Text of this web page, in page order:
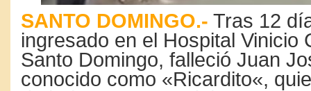
SANTO DOMINGO.- Tras 12
ingresado en el Hospital Vinicio
Santo Domingo, falleció Juan
conocido como «Ricardito«,